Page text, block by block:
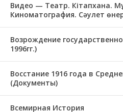
Видео — Театр. Кітапхана.
Киноматография. Сәулет
Возрождение
1996гг.)
Восстание 1916 года в
(Документы)
Всемирная История